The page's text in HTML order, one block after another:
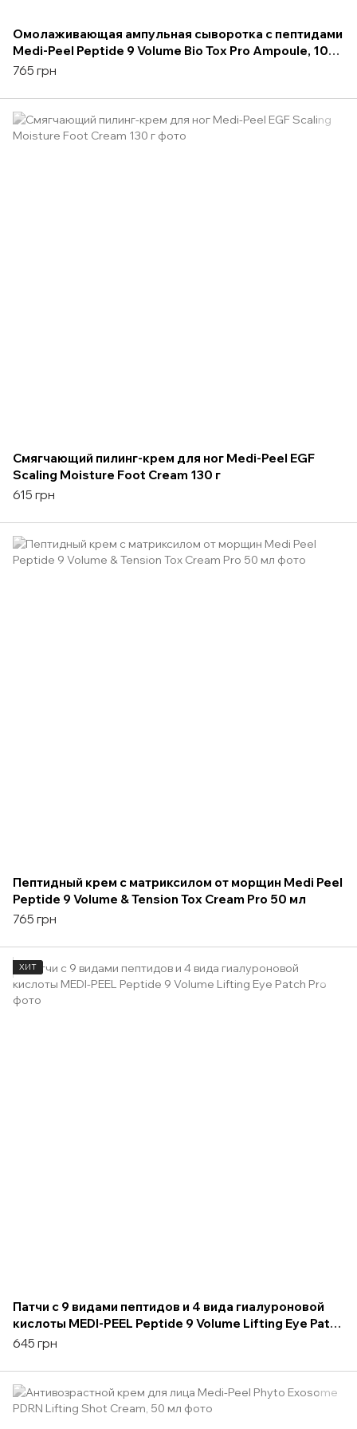
Омолаживающая ампульная сыворотка с пептидами
Medi-Peel Peptide 9 Volume Bio Tox Pro Ampoule, 100
мл
765 грн
Смягчающий пилинг-крем для ног Medi-Peel EGF
Scaling Moisture Foot Cream 130 г
615 грн
Пептидный крем с матриксилом от морщин Medi Peel
Peptide 9 Volume & Tension Tox Cream Pro 50 мл
765 грн
ХИТ
Патчи с 9 видами пептидов и 4 вида гиалуроновой
кислоты MEDI-PEEL Peptide 9 Volume Lifting Eye Patch
Pro
645 грн